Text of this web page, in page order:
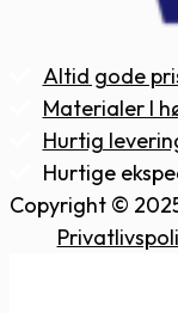
Altid gode
Materialer I
Hurtig
Hurtige
Copyright ©